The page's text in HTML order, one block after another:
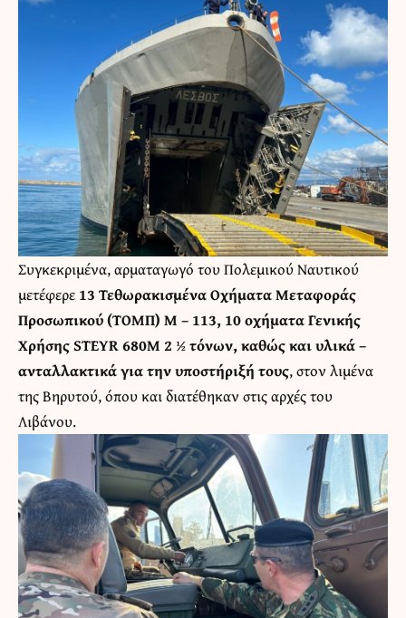
Συγκεκριμένα, αρματαγωγό του Πολεμικού Ναυτικού
μετέφερε 13 Τεθωρακισμένα Οχήματα Μεταφοράς
Προσωπικού (ΤΟΜΠ) Μ – 113, 10 οχήματα Γενικής
Χρήσης STEYR 680M 2 ½ τόνων, καθώς και υλικά –
ανταλλακτικά για την υποστήριξή τους, στον λιμένα
της Βηρυτού, όπου και διατέθηκαν στις αρχές του
Λιβάνου.